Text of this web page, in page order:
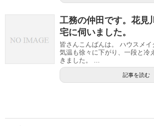
工務の仲田です。花見
宅に伺いました。
皆さんこんばんは。 ハウスメイ
気温も徐々に下がり、一段と冷
きました。 ...
記事を読む